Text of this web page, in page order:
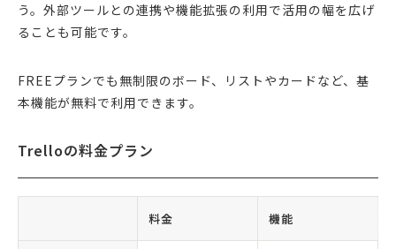
う。外部ツールとの連携や機能拡張の利用で活用の幅を広げ
ることも可能です。
FREEプランでも無制限のボード、リストやカードなど、基
本機能が無料で利用できます。
Trelloの料金プラン
料金 機能